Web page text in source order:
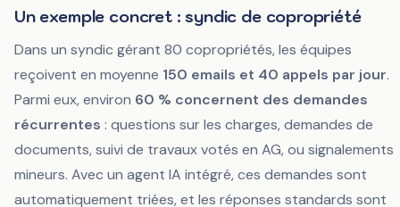
Un exemple concret : syndic de copropriété
Dans un syndic gérant 80 copropriétés, les équipes
reçoivent en moyenne 150 emails et 40 appels par jour.
Parmi eux, environ 60 % concernent des demandes
récurrentes : questions sur les charges, demandes de
documents, suivi de travaux votés en AG, ou signalements
mineurs. Avec un agent IA intégré, ces demandes sont
automatiquement triées, et les réponses standards sont